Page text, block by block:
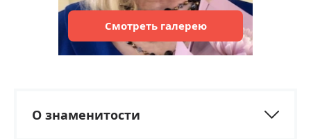
Смотреть галерею
О знаменитости